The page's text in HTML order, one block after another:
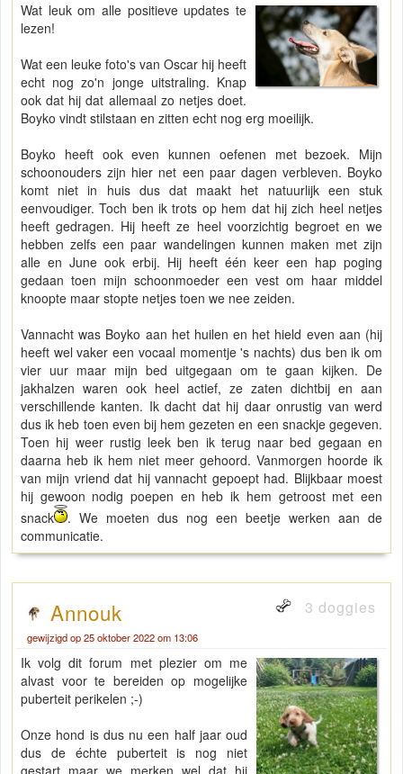
Wat leuk om alle positieve updates te
lezen!
Wat een leuke foto's van Oscar hij heeft
echt nog zo'n jonge uitstraling. Knap
ook dat hij dat allemaal zo netjes doet.
Boyko vindt stilstaan en zitten echt nog erg moeilijk.
Boyko heeft ook even kunnen oefenen met bezoek. Mijn
schoonouders zijn hier net een paar dagen verbleven. Boyko
komt niet in huis dus dat maakt het natuurlijk een stuk
eenvoudiger. Toch ben ik trots op hem dat hij zich heel netjes
heeft gedragen. Hij heeft ze heel voorzichtig begroet en we
hebben zelfs een paar wandelingen kunnen maken met zijn
alle en June ook erbij. Hij heeft één keer een hap poging
gedaan toen mijn schoonmoeder een vest om haar middel
knoopte maar stopte netjes toen we nee zeiden.
Vannacht was Boyko aan het huilen en het hield even aan (hij
heeft wel vaker een vocaal momentje 's nachts) dus ben ik om
vier uur maar mijn bed uitgegaan om te gaan kijken. De
jakhalzen waren ook heel actief, ze zaten dichtbij en aan
verschillende kanten. Ik dacht dat hij daar onrustig van werd
dus ik heb toen even bij hem gezeten en een snackje gegeven.
Toen hij weer rustig leek ben ik terug naar bed gegaan en
daarna heb ik hem niet meer gehoord. Vanmorgen hoorde ik
van mijn vriend dat hij vannacht gepoept had. Blijkbaar moest
hij gewoon nodig poepen en heb ik hem getroost met een
snack
. We moeten dus nog een beetje werken aan de
communicatie.
Annouk 3 doggies
gewijzigd op 25 oktober 2022 om 13:06
Ik volg dit forum met plezier om me
alvast voor te bereiden op mogelijke
puberteit perikelen ;-)
Onze hond is dus nu een half jaar oud
dus de échte puberteit is nog niet